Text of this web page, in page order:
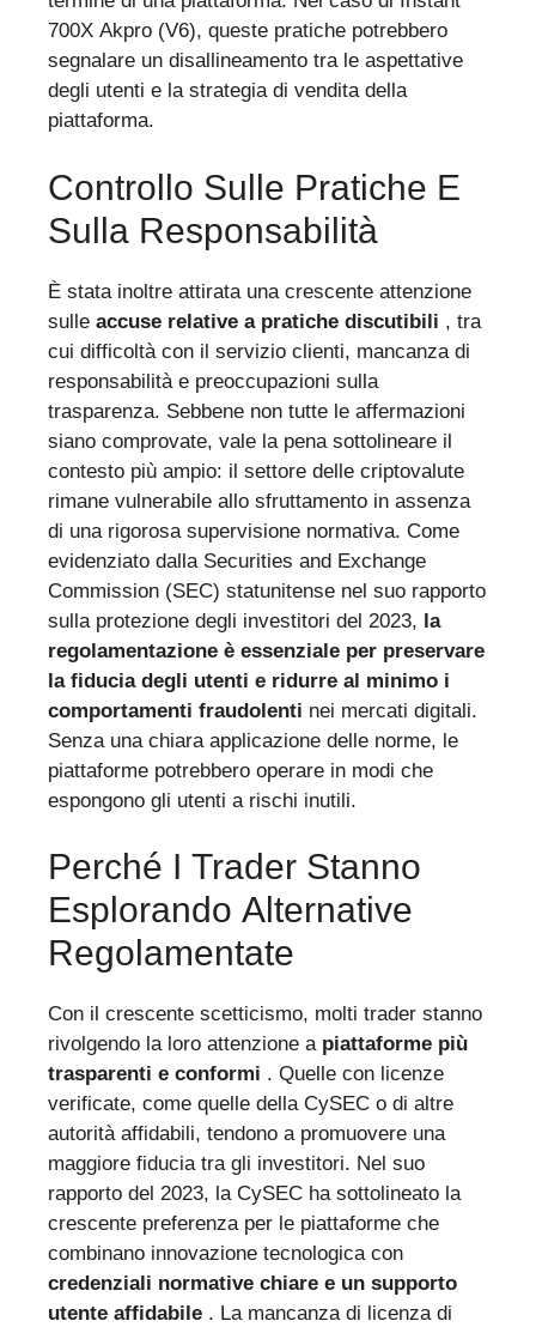
700X Akpro (V6), queste pratiche potrebbero
segnalare un disallineamento tra le aspettative
degli utenti e la strategia di vendita della
piattaforma.
Controllo Sulle Pratiche E
Sulla Responsabilità
È stata inoltre attirata una crescente attenzione
sulle accuse relative a pratiche discutibili , tra
cui difficoltà con il servizio clienti, mancanza di
responsabilità e preoccupazioni sulla
trasparenza. Sebbene non tutte le affermazioni
siano comprovate, vale la pena sottolineare il
contesto più ampio: il settore delle criptovalute
rimane vulnerabile allo sfruttamento in assenza
di una rigorosa supervisione normativa. Come
evidenziato dalla Securities and Exchange
Commission (SEC) statunitense nel suo rapporto
sulla protezione degli investitori del 2023, la
regolamentazione è essenziale per preservare
la fiducia degli utenti e ridurre al minimo i
comportamenti fraudolenti nei mercati digitali.
Senza una chiara applicazione delle norme, le
piattaforme potrebbero operare in modi che
espongono gli utenti a rischi inutili.
Perché I Trader Stanno
Esplorando Alternative
Regolamentate
Con il crescente scetticismo, molti trader stanno
rivolgendo la loro attenzione a piattaforme più
trasparenti e conformi . Quelle con licenze
verificate, come quelle della CySEC o di altre
autorità affidabili, tendono a promuovere una
maggiore fiducia tra gli investitori. Nel suo
rapporto del 2023, la CySEC ha sottolineato la
crescente preferenza per le piattaforme che
combinano innovazione tecnologica con
credenziali normative chiare e un supporto
utente affidabile . La mancanza di licenza di